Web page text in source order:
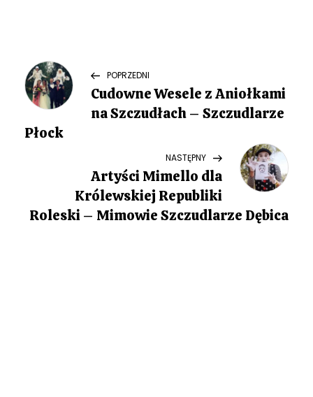
N
a
w
a
Previous
Post
POPRZEDNI
Cudowne Wesele z Aniołkami
na Szczudłach – Szczudlarze
Płock
Post
NASTĘPNY
Artyści Mimello dla
Królewskiej Republiki
Roleski – Mimowie Szczudlarze Dębica